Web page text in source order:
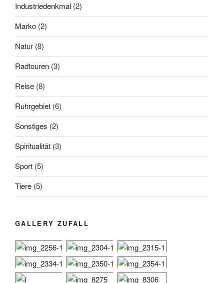
Industriedenkmal (2)
Marko (2)
Natur (8)
Radtouren (3)
Reise (8)
Ruhrgebiet (6)
Sonstiges (2)
Spiritualität (3)
Sport (5)
Tiere (5)
GALLERY ZUFALL